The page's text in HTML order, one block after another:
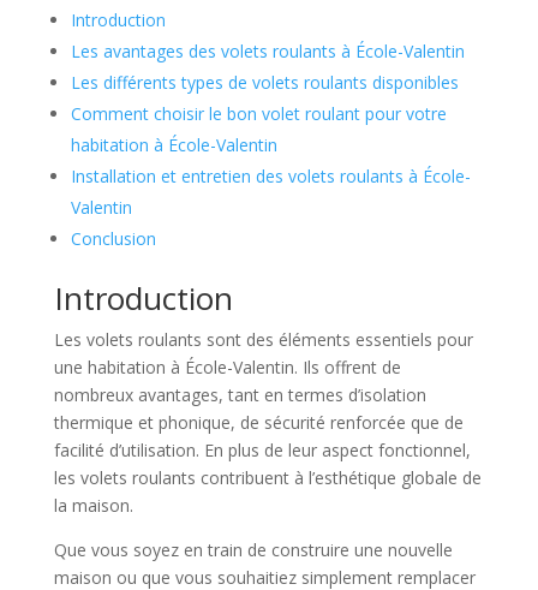
Introduction
Les avantages des volets roulants à École-Valentin
Les différents types de volets roulants disponibles
Comment choisir le bon volet roulant pour votre
habitation à École-Valentin
Installation et entretien des volets roulants à École-
Valentin
Conclusion
Introduction
Les volets roulants sont des éléments essentiels pour
une habitation à École-Valentin. Ils offrent de
nombreux avantages, tant en termes d’isolation
thermique et phonique, de sécurité renforcée que de
facilité d’utilisation. En plus de leur aspect fonctionnel,
les volets roulants contribuent à l’esthétique globale de
la maison.
Que vous soyez en train de construire une nouvelle
maison ou que vous souhaitiez simplement remplacer